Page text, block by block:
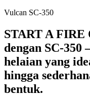
Vulcan SC-350
START A
dengan SC-
helaian yang
hingga
bentuk.